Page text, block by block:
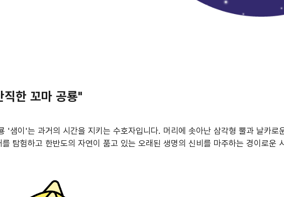
한 꼬마 공룡"
'샘이'는 과거의 시간을 지키는 수호자입니다. 머리에 솟아난 삼각형 뿔과 날카로
탐험하고 한반도의 자연이 품고 있는 오래된 생명의 신비를 마주하는 경이로운